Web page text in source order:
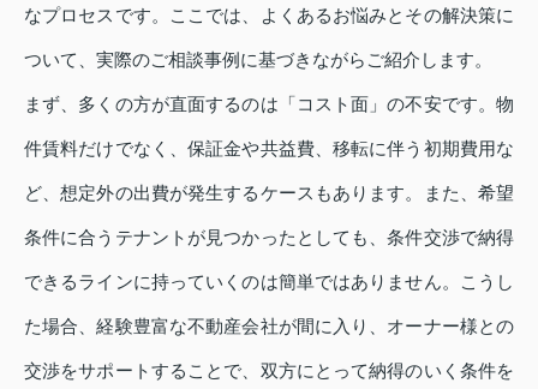
なプロセスです。ここでは、よくあるお悩みとその解決策に
ついて、実際のご相談事例に基づきながらご紹介します。
まず、多くの方が直面するのは「コスト面」の不安です。物
件賃料だけでなく、保証金や共益費、移転に伴う初期費用な
ど、想定外の出費が発生するケースもあります。また、希望
条件に合うテナントが見つかったとしても、条件交渉で納得
できるラインに持っていくのは簡単ではありません。こうし
た場合、経験豊富な不動産会社が間に入り、オーナー様との
交渉をサポートすることで、双方にとって納得のいく条件を